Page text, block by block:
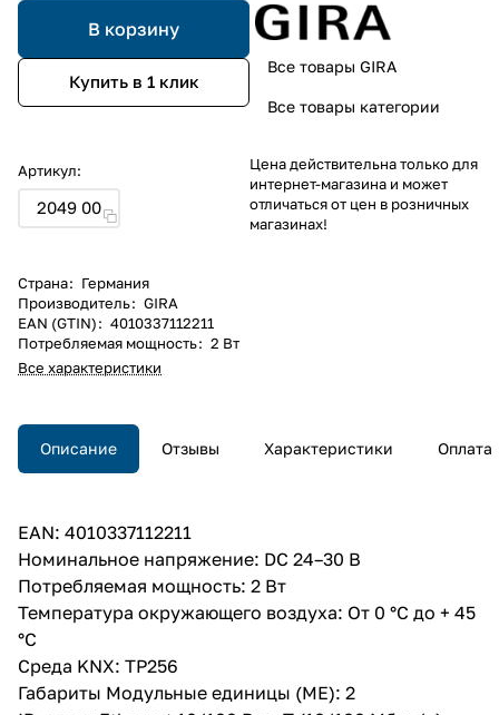
В корзину
Купить в 1 клик
Артикул:
2049 00
Страна: Германия
Производитель: GIRA
EAN (GTIN): 4010337112211
Потребляемая мощность: 2 Вт
Все характеристики
Все товары GIRA
Все товары категории
Цена действительна только для
интернет-магазина и может
отличаться от цен в розничных
магазинах!
Описание Отзывы Характеристики Оплата
EAN: 4010337112211
Номинальное напряжение: DC 24–30 В
Потребляемая мощность: 2 Вт
Температура окружающего воздуха: От 0 °C до + 45
°C
Среда KNX: TP256
Габариты Модульные единицы (МЕ): 2